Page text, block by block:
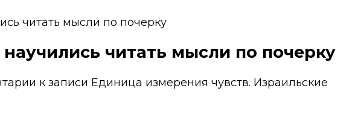
читать мысли по почерку
читать мысли по почерку
к записи Единица измерения чувств. Израильские